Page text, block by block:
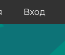
Вход